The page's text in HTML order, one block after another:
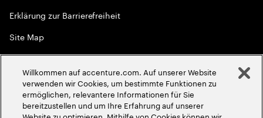
Erklärung zur Barrierefreiheit
Site Map
Globale Meritokratie
2026Accenture. Alle Rechte vorbehalten
Willkommen auf accenture.com. Auf unserer Website
verwenden wir Cookies, um bestimmte Funktionen zu
ermöglichen, relevantere Informationen für Sie
bereitzustellen und um Ihre Erfahrung auf unserer
Website zu optimieren. Mithilfe von Cookies können wir